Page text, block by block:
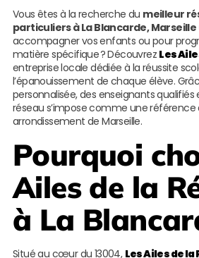
Vous êtes à la recherche du meilleur
particuliers à La Blancarde, Marseille
accompagner vos enfants ou pour
matière spécifique ? Découvrez Les
entreprise locale dédiée à la réussite
l’épanouissement de chaque élève.
personnalisée, des enseignants qualifiés
réseau s’impose comme une référence
arrondissement de Marseille.
Pourquoi
Ailes de la
à La
Situé au cœur du 13004, Les Ailes de